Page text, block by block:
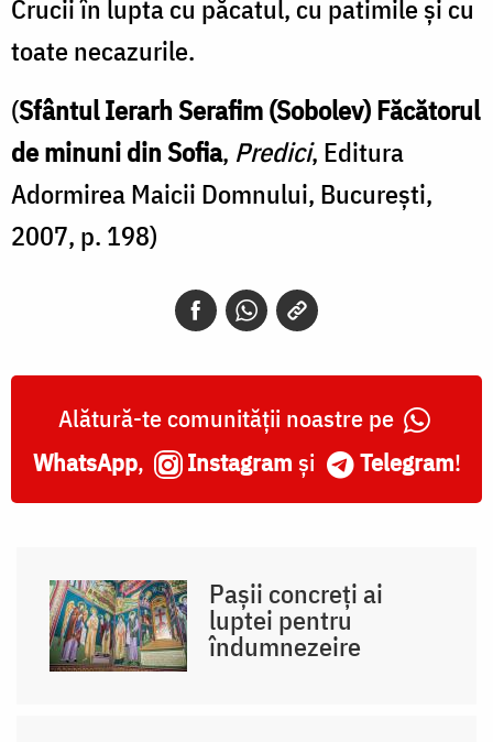
Crucii în lupta cu păcatul, cu patimile şi cu
toate necazurile.
(Sfântul Ierarh Serafim (Sobolev) Făcătorul
de minuni din Sofia, Predici, Editura
Adormirea Maicii Domnului, Bucureşti,
2007, p. 198)
Alătură-te comunității noastre pe
WhatsApp, Instagram și Telegram!
Pașii concreți ai
luptei pentru
îndumnezeire